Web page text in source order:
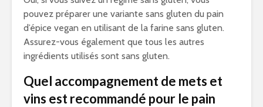
pouvez préparer une variante sans gluten du pain
d’épice vegan en utilisant de la farine sans gluten.
Assurez-vous également que tous les autres
ingrédients utilisés sont sans gluten.
Quel accompagnement de mets et
vins est recommandé pour le pain